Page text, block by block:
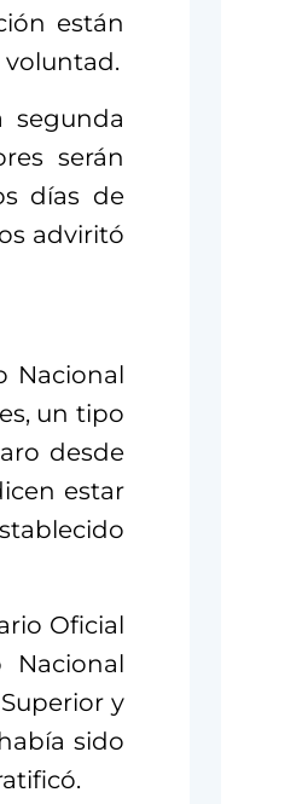
están
voluntad.
segunda
serán
días de
adviritó
Nacional
un tipo
desde
estar
Oficial
y
sido